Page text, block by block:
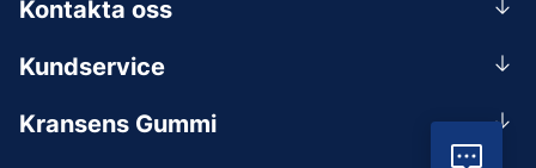
Kundservice
Kransens Gummi
Kontakta oss
0156-409 00
Mån-Tors 07.30-16:30, Fre 07.30-15.00.
Lunchstängt 12:00-12:30